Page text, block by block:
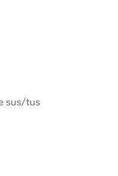
sus/tus